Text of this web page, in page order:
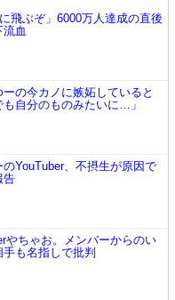
飛ぶぞ」6000万人達成の直後
血
の今カノに嫉妬していると
自分のものみたいに…」
YouTuber、不摂生が原因で
告
やちゃお。メンバーからのい
も名指しで批判